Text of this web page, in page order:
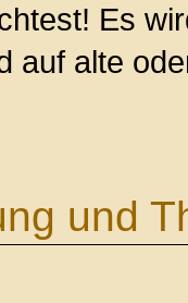
Es
auf alte
und